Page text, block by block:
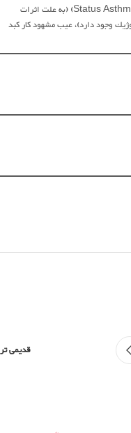
وجود دارد) بيماري شديد تنفسي يا آسم مداوم (Status Asthmaticus) (به علت اثرات
وجود دارد)، عيب مشهود كار كبد
قدیمی تر